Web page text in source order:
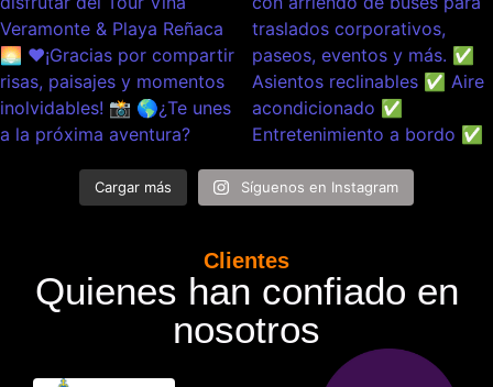
Cargar más Síguenos en Instagram
Clientes
Quienes han confiado en
nosotros